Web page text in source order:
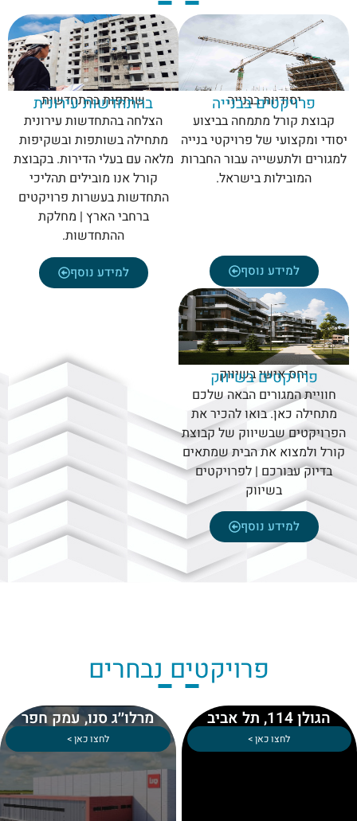
יסודיות בבנייה
פרויקטים בבנייה
קבוצת קורל מתמחה בביצוע
יסודי ומקצועי של פרויקטי בנייה
למגורים ולתעשייה עבור החברות
המובילות בישראל.
למידע נוסף
שותפות בהתחדשות
בהתחדשות עירונית
הצלחה בהתחדשות עירונית
מתחילה בשותפות ובשקיפות
מלאה עם בעלי הדירות. בקבוצת
קורל אנו מובילים תהליכי
התחדשות בעשרות פרויקטים
ברחבי הארץ | מחלקת
ההתחדשות.
למידע נוסף
יחס אישי בשיווק
פרויקטים בשיווק
חוויית המגורים הבאה שלכם
מתחילה כאן. בואו להכיר את
הפרויקטים שבשיווק של קבוצת
קורל ולמצוא את הבית שמתאים
בדיוק עבורכם | לפרויקטים
בשיווק
למידע נוסף
פרויקטים נבחרים
הגולן 114, תל אביב
לחצו כאן >
מרלו׳׳ג סנו, עמק חפר
לחצו כאן >